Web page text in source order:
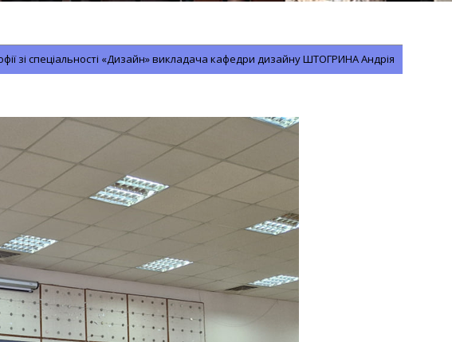
зі спеціальності «Дизайн» викладача кафедри дизайну ШТОГРИНА Андрія